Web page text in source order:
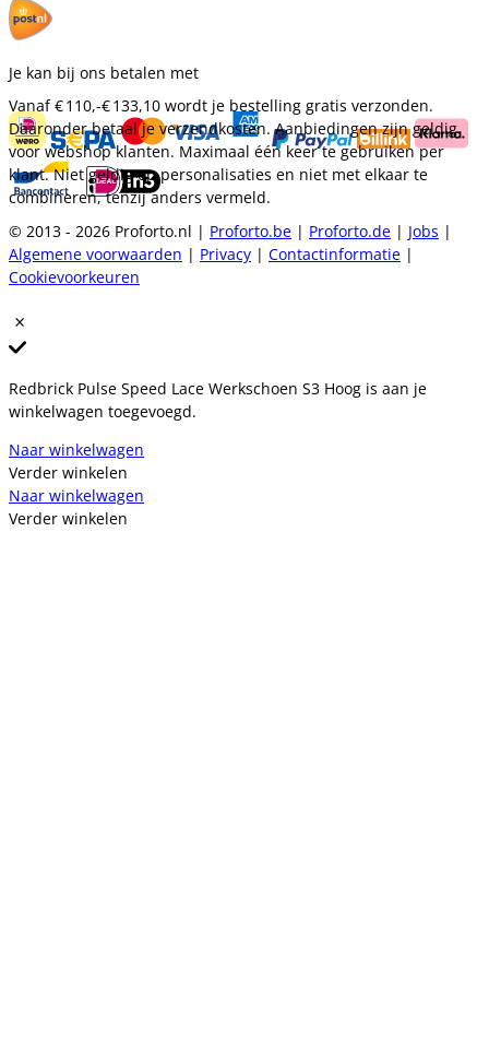
Je kan bij ons betalen met
Vanaf€ 110,-€ 133,10 wordt je bestelling gratis verzonden.
Daaronder betaal je verzendkosten. Aanbiedingen zijn geldig
voor webshop klanten. Maximaal één keer te gebruiken per
klant. Niet geldig op personalisaties en niet met elkaar te
combineren, tenzij anders vermeld.
© 2013 - 2026 Proforto.nl | Proforto.be | Proforto.de | Jobs |
Algemene voorwaarden | Privacy | Contactinformatie |
Cookievoorkeuren
Redbrick Pulse Speed Lace Werkschoen S3 Hoog is aan je
winkelwagen toegevoegd.
Naar winkelwagen
Verder winkelen
Naar winkelwagen
Verder winkelen